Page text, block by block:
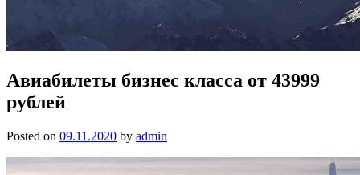
Авиабилеты бизнес класса от 43999
рублей
Posted on 09.11.2020 by admin